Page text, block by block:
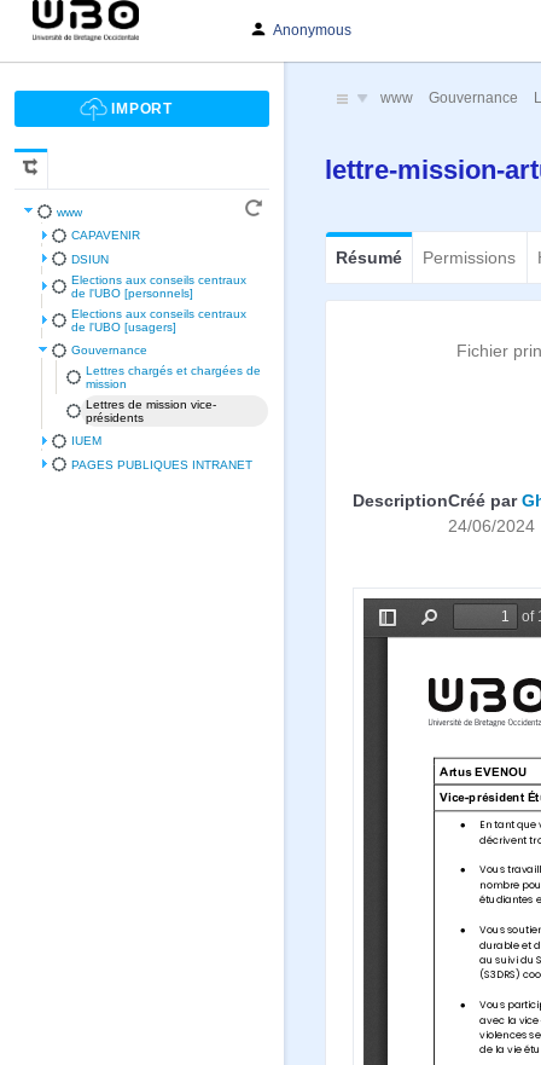
Anonymous
www
CAPAVENIR
DSIUN
Elections aux conseils centraux
de l'UBO [personnels]
Elections aux conseils centraux
de l'UBO [usagers]
Gouvernance
Lettres chargés et chargées de
mission
Lettres de mission vice-
présidents
IUEM
PAGES PUBLIQUES INTRANET
www Gouvernance
lettre-mission-
Résumé Permissions
Fichier
DescriptionCréé par
24/06/2024